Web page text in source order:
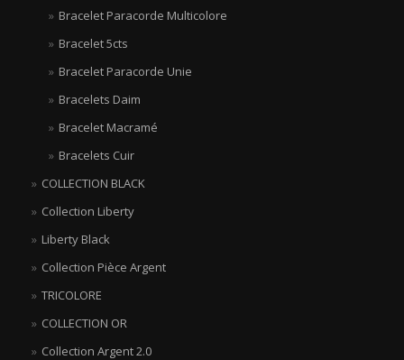
Bracelet Paracorde Multicolore
Bracelet 5cts
Bracelet Paracorde Unie
Bracelets Daim
Bracelet Macramé
Bracelets Cuir
COLLECTION BLACK
Collection Liberty
Liberty Black
Collection Pièce Argent
TRICOLORE
COLLECTION OR
Collection Argent 2.0